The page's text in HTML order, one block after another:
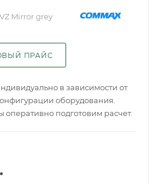
Mirror grey
ПРАЙС
в зависимости от
оборудования.
оперативно подготовим расчет.